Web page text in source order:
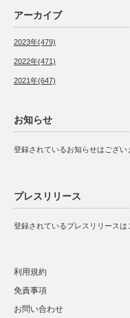
アーカイブ
2023年(479)
2022年(471)
2021年(647)
お知らせ
登録されているお知らせはござい
プレスリリース
登録されているプレスリリースは
利用規約
免責事項
お問い合わせ